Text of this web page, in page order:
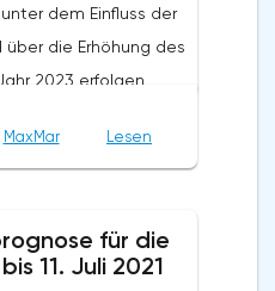
mit 7,9
Im Mai letzten
bei 6,6 Milliarden
dem Einfluss der
die Erhöhung des
2023 erfolgen
des Dollars in
von Gold bleibt
des aktuell niedrigen
MaxMar Lesen
für die
11. Juli 2021